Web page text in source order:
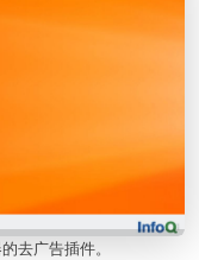
去广告插件。